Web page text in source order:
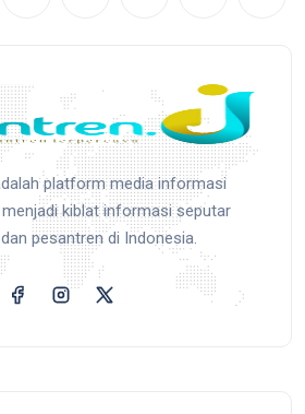
platform media informasi
kiblat informasi seputar
pesantren di Indonesia.